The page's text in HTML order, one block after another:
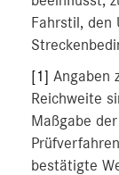
Fahrstil, den
[1] Angaben
Reichweite
Maßgabe
bestätigte